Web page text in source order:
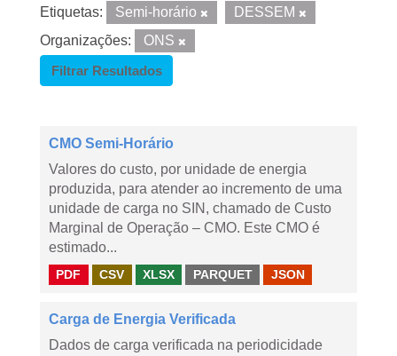
Etiquetas: Semi-horário
DESSEM
Organizações:
ONS
Filtrar Resultados
CMO Semi-Horário
Valores do custo, por unidade de energia
produzida, para atender ao incremento de uma
unidade de carga no SIN, chamado de Custo
Marginal de Operação – CMO. Este CMO é
estimado...
PDF CSV XLSX PARQUET JSON
Carga de Energia Verificada
Dados de carga verificada na periodicidade